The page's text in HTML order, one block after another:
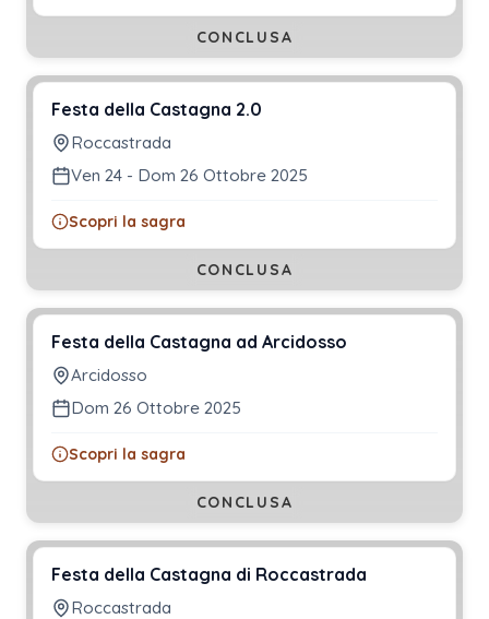
CONCLUSA
Festa della Castagna 2.0
Roccastrada
Ven 24 - Dom 26 Ottobre 2025
Scopri la sagra
CONCLUSA
Festa della Castagna ad Arcidosso
Arcidosso
Dom 26 Ottobre 2025
Scopri la sagra
CONCLUSA
Festa della Castagna di Roccastrada
Roccastrada